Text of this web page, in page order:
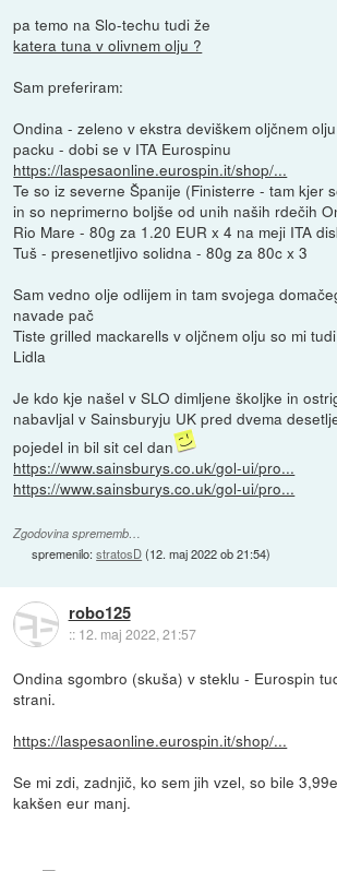
pa temo na Slo-techu tudi že
katera tuna v olivnem olju ?
Sam preferiram:
Ondina - zeleno v ekstra deviškem oljčnem
packu - dobi se v ITA Eurospinu
https://laspesaonline.eurospin.it/shop/...
Te so iz severne Španije (Finisterre - tam kjer
in so neprimerno boljše od unih naših rdečih
Rio Mare - 80g za 1.20 EUR x 4 na meji ITA
Tuš - presenetljivo solidna - 80g za 80c x 3
Sam vedno olje odlijem in tam svojega
navade pač
Tiste grilled mackarells v oljčnem olju so mi
Lidla
Je kdo kje našel v SLO dimljene školjke in
nabavljal v Sainsburyju UK pred dvema
pojedel in bil sit cel dan
https://www.sainsburys.co.uk/gol-ui/pro...
https://www.sainsburys.co.uk/gol-ui/pro...
Zgodovina sprememb…
spremenilo:stratosD(12. maj 2022 ob 21:54)
robo125
:: 12. maj 2022, 21:57
Ondina sgombro (skuša) v steklu - Eurospin
strani.
https://laspesaonline.eurospin.it/shop/...
Se mi zdi, zadnjič, ko sem jih vzel, so bile
kakšen eur manj.